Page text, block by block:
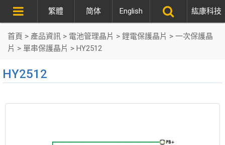
首頁 > 產品資訊 > 電池管理晶片 > 鋰電保護晶片 > 一次保護晶
片 > 單串保護晶片 > HY2512
HY2512
繁體 简体 English 紘康科技